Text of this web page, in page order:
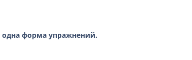
форма упражнений.